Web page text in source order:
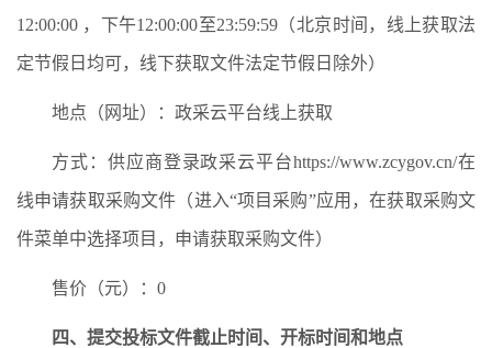
12:00:00 ，下午12:00:00至23:59:59（北京时间，线上获取法
定节假日均可，线下获取文件法定节假日除外）
地点（网址）：政采云平台线上获取
方式：供应商登录政采云平台https://www.zcygov.cn/在
线申请获取采购文件（进入“项目采购”应用，在获取采购文
件菜单中选择项目，申请获取采购文件）
售价（元）：0
四、提交投标文件截止时间、开标时间和地点